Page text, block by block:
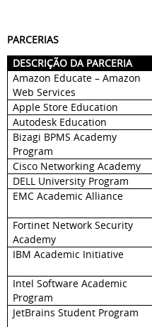
PARCERIAS
DESCRIÇÃO DA PARCERIA
Amazon Educate – Amazon
Web Services
Apple Store Education
Autodesk Education
Bizagi BPMS Academy
Program
Cisco Networking Academy
DELL University Program
EMC Academic Alliance
Fortinet Network Security
Academy
IBM Academic Initiative
Intel Software Academic
Program
JetBrains Student Program